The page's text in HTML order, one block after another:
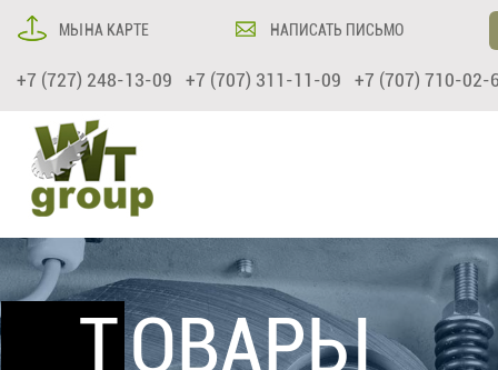
МЫ НА КАРТЕ НАПИСАТЬ ПИСЬМО
+7 (727) 248-13-09 +7 (707) 311-11-09 +7 (707) 710-02-
ТОВАРЫ